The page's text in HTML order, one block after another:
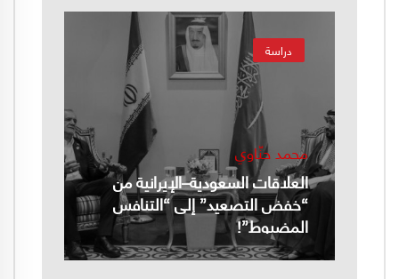
دراسة
محمد حنّاوي
العلاقات السعودية–الإيرانية من
“خفض التصعيد” إلى “التنافس
المضبوط”!